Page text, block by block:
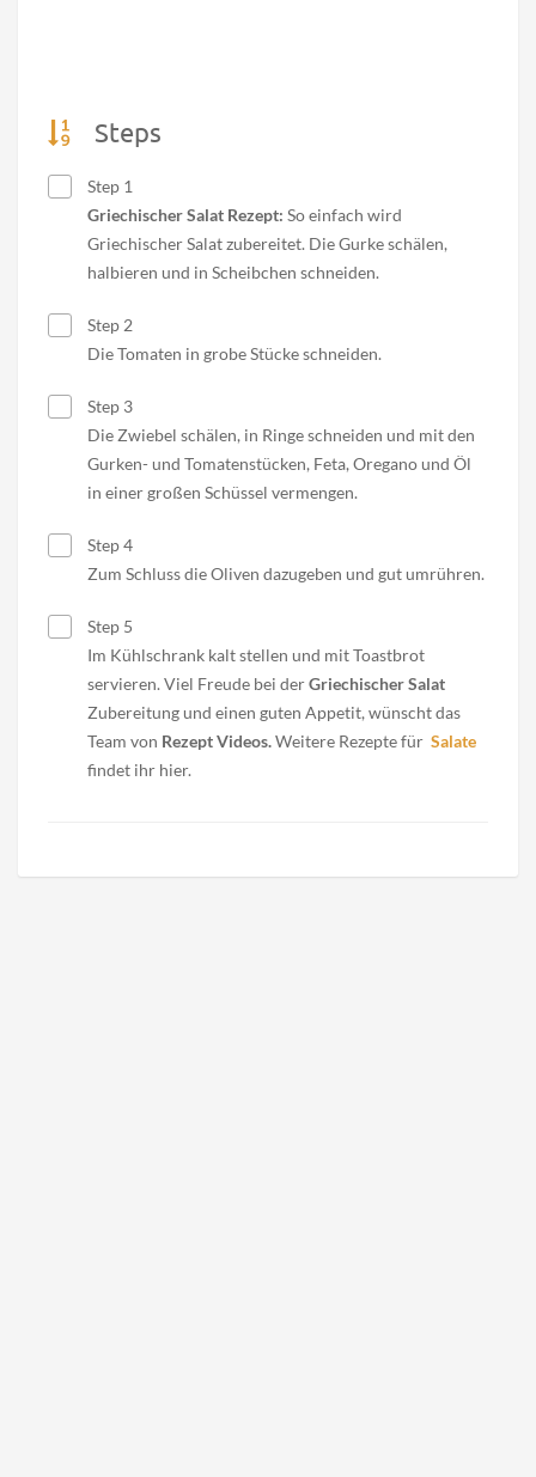
Steps
Step 1
Griechischer Salat Rezept: So einfach wird
Griechischer Salat zubereitet. Die Gurke schälen,
halbieren und in Scheibchen schneiden.
Step 2
Die Tomaten in grobe Stücke schneiden.
Step 3
Die Zwiebel schälen, in Ringe schneiden und mit den
Gurken- und Tomatenstücken, Feta, Oregano und Öl
in einer großen Schüssel vermengen.
Step 4
Zum Schluss die Oliven dazugeben und gut umrühren.
Step 5
Im Kühlschrank kalt stellen und mit Toastbrot
servieren. Viel Freude bei derGriechischer Salat
Zubereitung und einen guten Appetit, wünscht das
Team von Rezept Videos.Weitere Rezepte für Salate
findet ihr hier.